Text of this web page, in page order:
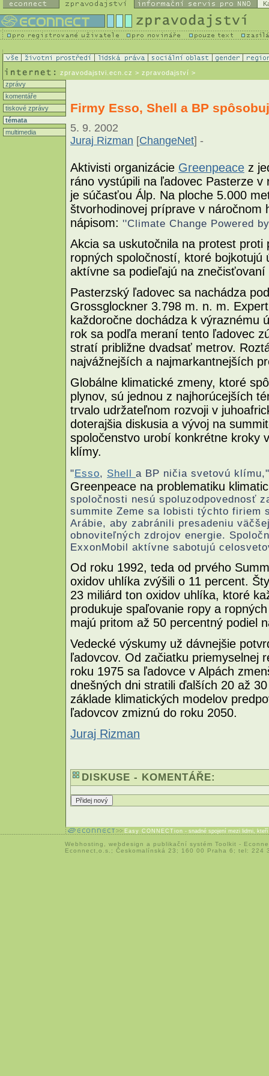
zpravodajstvi.ecn.cz > zpravodajství >
zprávy
komentáře
tiskové zprávy
témata
multimedia
Firmy Esso, Shell a BP
5. 9. 2002
Juraj Rizman [ChangeNet] -
Aktivisti organizácie Greenpeace z
ráno vystúpili na ľadovec Pasterze
je súčasťou Álp. Na ploche 5.000
štvorhodinovej príprave v náročnom
nápisom: ''Climate Change Powered
Akcia sa uskutočnila na protest
ropných spoločností, ktoré
aktívne sa podieľajú na znečisťovaní
Pasterzský ľadovec sa nachádza
Grossglockner 3.798 m. n. m.
každoročne dochádza k výraznému
rok sa podľa meraní tento ľadovec
stratí približne dvadsať metrov.
najvážnejších a najmarkantnejších
Globálne klimatické zmeny, ktoré
plynov, sú jednou z najhorúcejších
trvalo udržateľnom rozvoji v
doterajšia diskusia a vývoj na
spoločenstvo urobí konkrétne kroky
klímy.
"Esso, Shell a BP ničia svetovú klímu,"
Greenpeace na problematiku
spoločnosti nesú spoluzodpovednosť
summite Zeme sa lobisti týchto firiem
Arábie, aby zabránili presadeniu
obnoviteľných zdrojov energie.
ExxonMobil aktívne sabotujú
Od roku 1992, teda od prvého
oxidov uhlíka zvýšili o 11 percent.
23 miliárd ton oxidov uhlíka, ktoré
produkuje spaľovanie ropy a
majú pritom až 50 percentný podiel
Vedecké výskumy už dávnejšie
ľadovcov. Od začiatku priemyselnej
roku 1975 sa ľadovce v Alpách
dnešných dni stratili ďalších 20 až
základe klimatických modelov
ľadovcov zmiznú do roku 2050.
Juraj Rizman
DISKUSE - KOMENTÁŘE:
Easy CONNECTion - snadné spojení mezi lidmi,
Webhosting webdesign a publikační systém Toolkit -
Econnect,o.s.; Českomalínská 23; 160 00 Praha 6; tel: 224